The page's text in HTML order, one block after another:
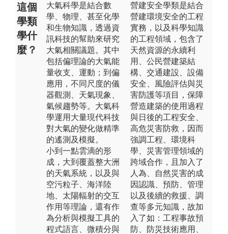
這個
學類
學什
麼？
大氣科學是結合數
學、物理、甚至化學
和生物知識，透過資
訊科技的幫助來研究
大氣相關議題。其中
包括偏理論的大氣能
量收支、運動；到偏
應用，不同尺度的儀
器觀測、天氣現象、
氣候趨勢等。大氣科
學運用大量現代科技
對大氣的變化做精準
的遙測及模擬。
小到一點雲滴的形
成，大到覆蓋整大洲
的天氣系統，以及與
空污粒子、海洋陸
地、太陽輻射的交互
作用等理論，還有作
為分析與模擬工具的
程式語言、微積分與
營建安全學類是結合
營建環境安全的工程
實務，以及科學知識
的工程領域，包含了
天然資源的永續利
用、公民營建築結
構、交通建設、設備
安全、風險評估與災
害防護等項目，保障
營造建築的使用過程
與日後的工程安全、
高危災害防救，因而
強調工程、環境科
學、災害管理領域的
跨域合作，且加入了
人為、自然災害的成
因認識、預防、管理
以及後續的救援、調
查等多元知識，故加
入了如：工程事故預
防、防災技術應用、